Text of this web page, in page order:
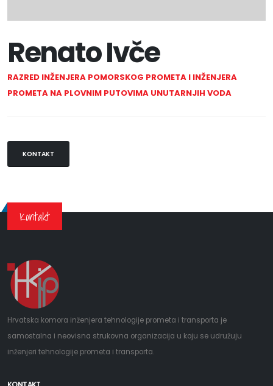
Renato Ivče
RAZRED INŽENJERA POMORSKOG PROMETA I INŽENJERA
PROMETA NA PLOVNIM PUTOVIMA UNUTARNJIH VODA
KONTAKT
Kontakt
Hrvatska komora inženjera tehnologije prometa i transporta je
samostalna i neovisna strukovna organizacija u koju se udružuju
inženjeri tehnologije prometa i transporta.